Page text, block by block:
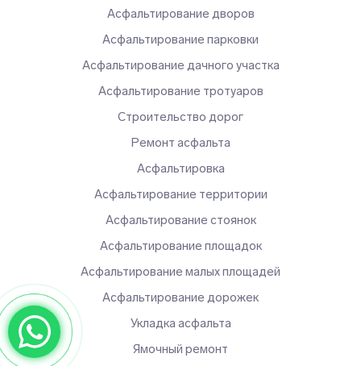
Асфальтирование дворов
Асфальтирование парковки
Асфальтирование дачного участка
Асфальтирование тротуаров
Строительство дорог
Ремонт асфальта
Асфальтировка
Асфальтирование территории
Асфальтирование стоянок
Асфальтирование площадок
Асфальтирование малых площадей
Асфальтирование дорожек
Укладка асфальта
Ямочный ремонт